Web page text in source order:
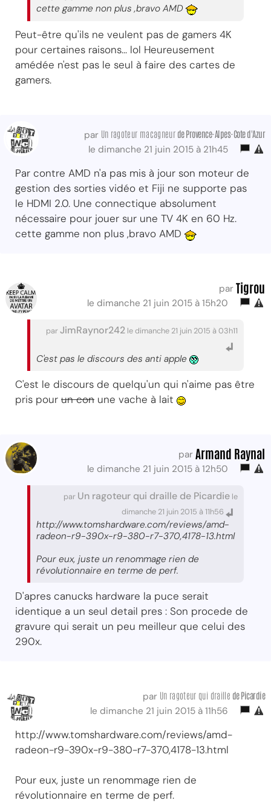
cette gamme non plus ,bravo AMD
Peut-être qu'ils ne veulent pas de gamers 4K
pour certaines raisons... lol Heureusement
amédée n'est pas le seul à faire des cartes de
gamers.
par Un ragoteur macagneur de Provence-Alpes-Cote d'Azur
le dimanche 21 juin 2015 à 21h45
Par contre AMD n'a pas mis à jour son moteur de
gestion des sorties vidéo et Fiji ne supporte pas
le HDMI 2.0. Une connectique absolument
nécessaire pour jouer sur une TV 4K en 60 Hz.
cette gamme non plus ,bravo AMD
par Tigrou
le dimanche 21 juin 2015 à 15h20
parJimRaynor242 le dimanche 21 juin 2015 à 03h11
C'est pas le discours des anti apple
C'est le discours de quelqu'un qui n'aime pas être
pris pour un con une vache à lait
par Armand Raynal
le dimanche 21 juin 2015 à 12h50
par Un ragoteur qui draille de Picardie le
dimanche 21 juin 2015 à 11h56
http://www.tomshardware.com/reviews/amd-
radeon-r9-390x-r9-380-r7-370,4178-13.html
Pour eux, juste un renommage rien de
révolutionnaire en terme de perf.
D'apres canucks hardware la puce serait
identique a un seul detail pres : Son procede de
gravure qui serait un peu meilleur que celui des
290x.
par Un ragoteur qui draille de Picardie
le dimanche 21 juin 2015 à 11h56
http://www.tomshardware.com/reviews/amd-
radeon-r9-390x-r9-380-r7-370,4178-13.html
Pour eux, juste un renommage rien de
révolutionnaire en terme de perf.